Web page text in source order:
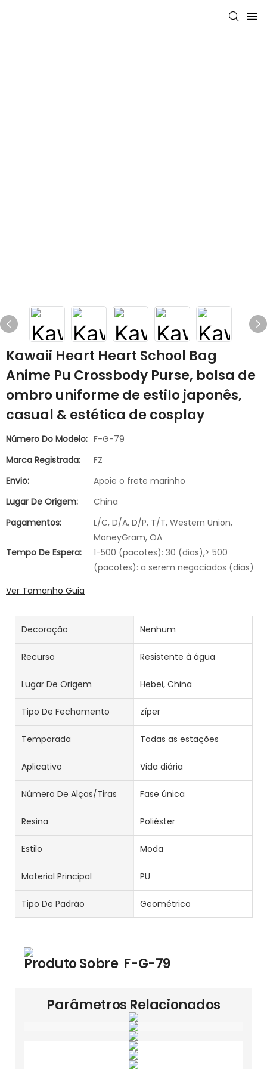
Kawaii Heart Heart School Bag
Anime Pu Crossbody Purse, bolsa de
ombro uniforme de estilo japonês,
casual & estética de cosplay
Número Do Modelo: F-G-79
Marca Registrada:
FZ
Envio:
Apoie o frete marinho
Lugar De Origem:
China
Pagamentos:
L/C, D/A, D/P, T/T, Western Union,
MoneyGram, OA
Tempo De Espera:
1-500 (pacotes): 30 (dias),> 500
(pacotes): a serem negociados (dias)
Ver Tamanho Guia
Decoração Nenhum
Recurso Resistente à água
Lugar De Origem Hebei, China
Tipo De Fechamento zíper
Temporada Todas as estações
Aplicativo Vida diária
Número De Alças/tiras Fase única
Resina Poliéster
Estilo Moda
Material Principal PU
Tipo De Padrão Geométrico
Produto Sobre F-G-79
Parâmetros Relacionados